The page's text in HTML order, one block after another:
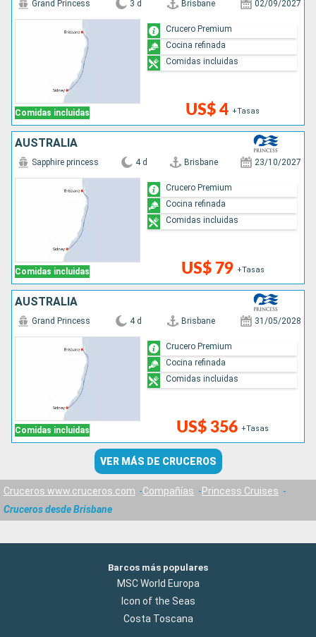
Comidas incluidas
Grand Princess 3 d Brisbane 02/09/2027
US$ 4 +Tasas
Crucero Premium
Cocina refinada
Comidas incluidas
AUSTRALIA
Comidas incluidas
Sapphire princess 4 d Brisbane 23/10/2027
US$ 79 +Tasas
Crucero Premium
Cocina refinada
Comidas incluidas
AUSTRALIA
Comidas incluidas
Grand Princess 4 d Brisbane 31/05/2028
US$ 356 +Tasas
Crucero Premium
Cocina refinada
Comidas incluidas
VER MÁS DE CRUCEROS
Cruceros www.cruceros.com Compañías
Princess Cruises
Cruceros desde Brisbane
Barcos más populares
MSC World Europa
Icon of the Seas
Costa Toscana